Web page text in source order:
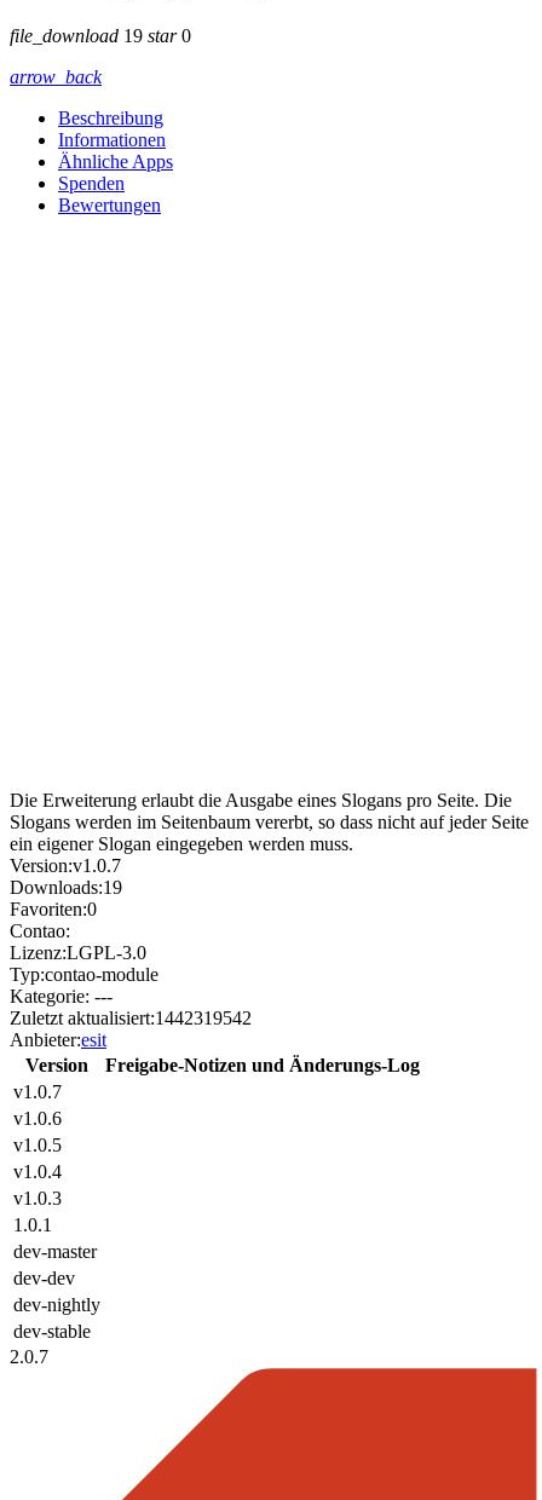
file_download 19 star0
arrow_back
Beschreibung
Informationen
Ähnliche Apps
Spenden
Bewertungen
Die Erweiterung erlaubt die Ausgabe eines Slogans pro Seite. Die
Slogans werden im Seitenbaum vererbt, so dass nicht auf jeder Seite
ein eigener Slogan eingegeben werden muss.
Version:v1.0.7
Downloads:19
Favoriten:0
Contao:
Lizenz:LGPL-3.0
Typ:contao-module
Kategorie: ---
Zuletzt aktualisiert:1442319542
Anbieter:esit
Version
Freigabe-Notizen und Änderungs-Log
v1.0.7
v1.0.6
v1.0.5
v1.0.4
v1.0.3
1.0.1
dev-master
dev-dev
dev-nightly
dev-stable
2.0.7